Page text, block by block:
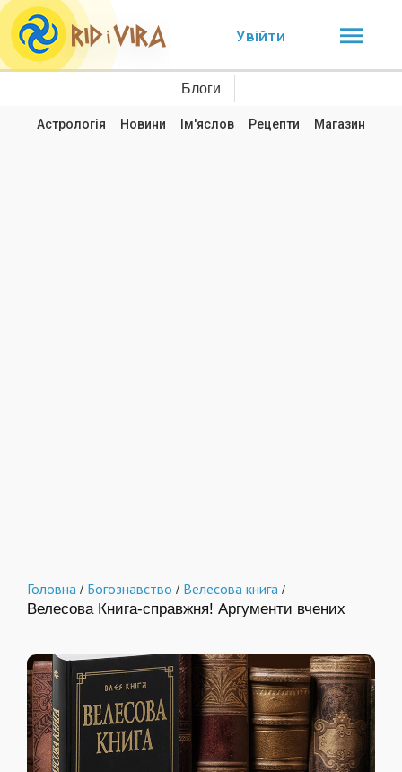
Увійти
Блоги
Астрологія Новини Ім'яслов Рецепти Магазин
Головна / Богознавство / Велесова книга /
Велесова Книга-справжня! Аргументи вчених